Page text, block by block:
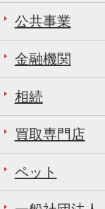
公共事業
金融機関
相続
買取専門店
ペット